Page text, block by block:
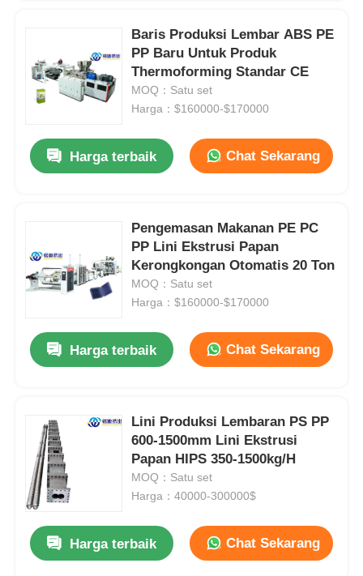
Baris Produksi Lembar ABS PE
PP Baru Untuk Produk
Thermoforming Standar CE
MOQ：Satu set
Harga：$160000-$170000
Harga terbaik Chat Sekarang
Pengemasan Makanan PE PC
PP Lini Ekstrusi Papan
Kerongkongan Otomatis 20 Ton
MOQ：Satu set
Harga：$160000-$170000
Harga terbaik Chat Sekarang
Lini Produksi Lembaran PS PP
600-1500mm Lini Ekstrusi
Papan HIPS 350-1500kg/H
MOQ：Satu set
Harga：40000-300000$
Harga terbaik Chat Sekarang